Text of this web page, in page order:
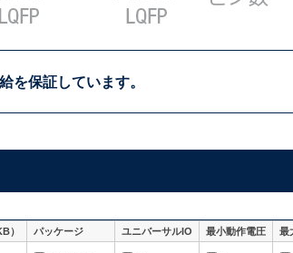
を保証しています。
） パッケージ ユニバーサルIO 最小動作電圧 最